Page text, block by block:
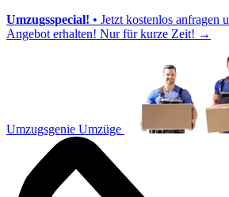
Umzugsspecial! • Jetzt kostenlos anfragen
Angebot erhalten! Nur für kurze Zeit! →
Umzugsgenie Umzüge